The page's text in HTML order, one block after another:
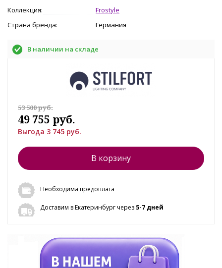
Коллекция:
Frostyle
Страна бренда:
Германия
В наличии на складе
53 500 руб.
49 755 руб.
Выгода 3 745 руб.
В корзину
Необходима предоплата
Доставим в Екатеринбург через 5-7 дней